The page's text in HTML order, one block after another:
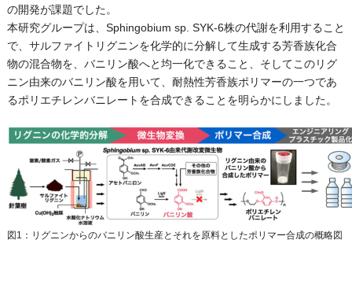
の開発が課題でした。
本研究グループは、Sphingobium sp. SYK-6株の代謝を利用すること
で、サルファイトリグニンを化学的に分解して生成する芳香族化合
物の混合物を、バニリン酸へと均一化できること、そしてこのリグ
ニン由来のバニリン酸を用いて、耐熱性芳香族ポリマーの一つであ
るポリエチレンバニレートを合成できることを明らかにしました。
図1：リグニンからのバニリン酸生産とそれを原料としたポリマー合成の概略図